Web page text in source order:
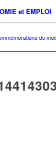
et EMPLOI
du